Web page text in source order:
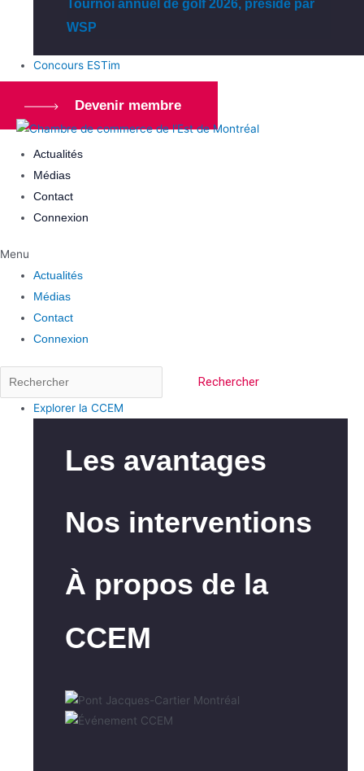
Tournoi annuel de golf 2026, présidé par
WSP
Concours ESTim
Devenir membre
Actualités
Médias
Contact
Connexion
Menu
Actualités
Médias
Contact
Connexion
Rechercher
Explorer la CCEM
Les avantages
Nos interventions
À propos de la
CCEM